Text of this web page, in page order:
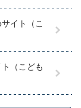
イト（こ
（こども